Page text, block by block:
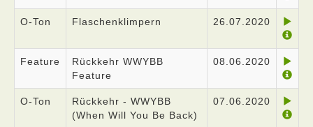
O-Ton Flaschenklimpern 26.07.2020
Feature
Rückkehr WWYBB
Feature
08.06.2020
O-Ton
Rückkehr - WWYBB
(When Will You Be Back)
07.06.2020